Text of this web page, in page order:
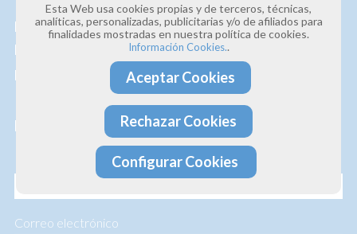
productos y servicios, así que si deseas que te
hagamos un presupuesto personalizado te lo
hacemos sin ningún compromiso.
Profesionalidad · Experiencia · Efectividad
Correo electrónico
Esta Web usa cookies propias y de terceros, técnicas,
analíticas, personalizadas, publicitarias y/o de afiliados para
finalidades mostradas en nuestra política de cookies.
Información Cookies..
Aceptar Cookies
Rechazar Cookies
Configurar Cookies